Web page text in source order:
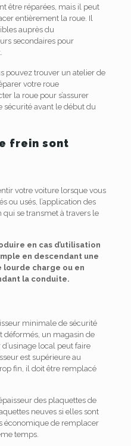
être réparées, mais il peut
entièrement la roue. Il
auprès du
secondaires pour
pouvez trouver un atelier de
votre roue
la roue pour s’assurer
sécurité avant le début du
frein sont
votre voiture lorsque vous
ou usés, l’application des
se transmet à travers le
en cas d’utilisation
en descendant une
charge ou en
la conduite.
minimale de sécurité
déformés, un magasin de
local peut faire
est supérieure au
fin, il doit être remplacé
des plaquettes de
neuves si elles sont
économique de remplacer
temps.